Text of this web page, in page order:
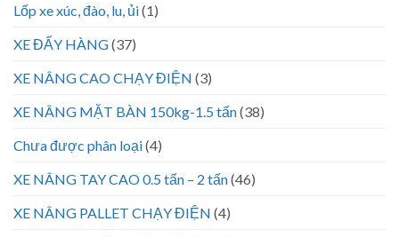
Lốp xe xúc, đào, lu, ủi(1)
XE ĐẨY HÀNG(37)
XE NÂNG CAO CHẠY ĐIỆN (3)
XE NÂNG MẶT BÀN 150kg-1.5 tấn(38)
Chưa được phân loại(4)
XE NÂNG TAY CAO 0.5 tấn – 2 tấn(46)
XE NÂNG PALLET CHẠY ĐIỆN (4)